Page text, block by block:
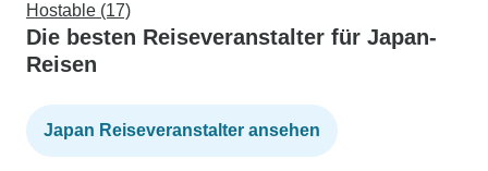
Hostable (17)
Die besten Reiseveranstalter für Japan-
Reisen
Japan Reiseveranstalter ansehen